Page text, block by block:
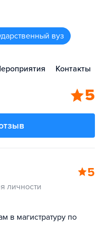
вуз
Контакты
5
5
личности
в магистратуру по